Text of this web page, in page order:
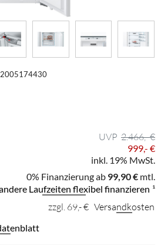
2.466,- €
999,- €
inkl. 19% MwSt.
0% Finanzierung ab 99,90 € mtl.
Laufzeiten flexibel finanzieren ¹
zzgl. 69,- € Versandkosten